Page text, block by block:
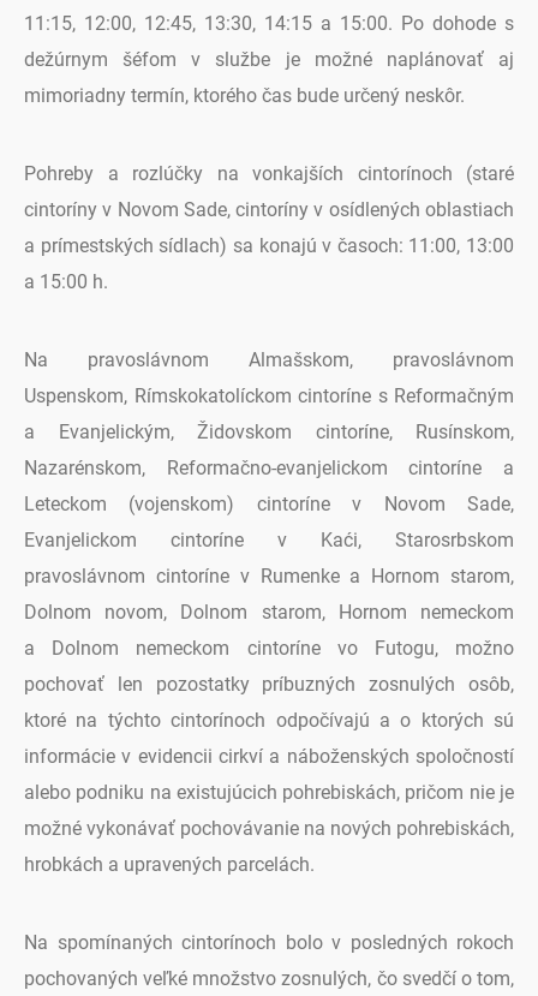
11:15, 12:00, 12:45, 13:30, 14:15 a 15:00. Po dohode s
dežúrnym šéfom v službe je možné naplánovať aj
mimoriadny termín, ktorého čas bude určený neskôr.
Pohreby a rozlúčky na vonkajších cintorínoch (staré
cintoríny v Novom Sade, cintoríny v osídlených oblastiach
a prímestských sídlach) sa konajú v časoch: 11:00, 13:00
a 15:00 h.
Na pravoslávnom Almašskom, pravoslávnom
Uspenskom, Rímskokatolíckom cintoríne s Reformačným
a Evanjelickým, Židovskom cintoríne, Rusínskom,
Nazarénskom, Reformačno-evanjelickom cintoríne a
Leteckom (vojenskom) cintoríne v Novom Sade,
Evanjelickom cintoríne v Kaći, Starosrbskom
pravoslávnom cintoríne v Rumenke a Hornom starom,
Dolnom novom, Dolnom starom, Hornom nemeckom
a Dolnom nemeckom cintoríne vo Futogu, možno
pochovať len pozostatky príbuzných zosnulých osôb,
ktoré na týchto cintorínoch odpočívajú a o ktorých sú
informácie v evidencii cirkví a náboženských spoločností
alebo podniku na existujúcich pohrebiskách, pričom nie je
možné vykonávať pochovávanie na nových pohrebiskách,
hrobkách a upravených parcelách.
Na spomínaných cintorínoch bolo v posledných rokoch
pochovaných veľké množstvo zosnulých, čo svedčí o tom,